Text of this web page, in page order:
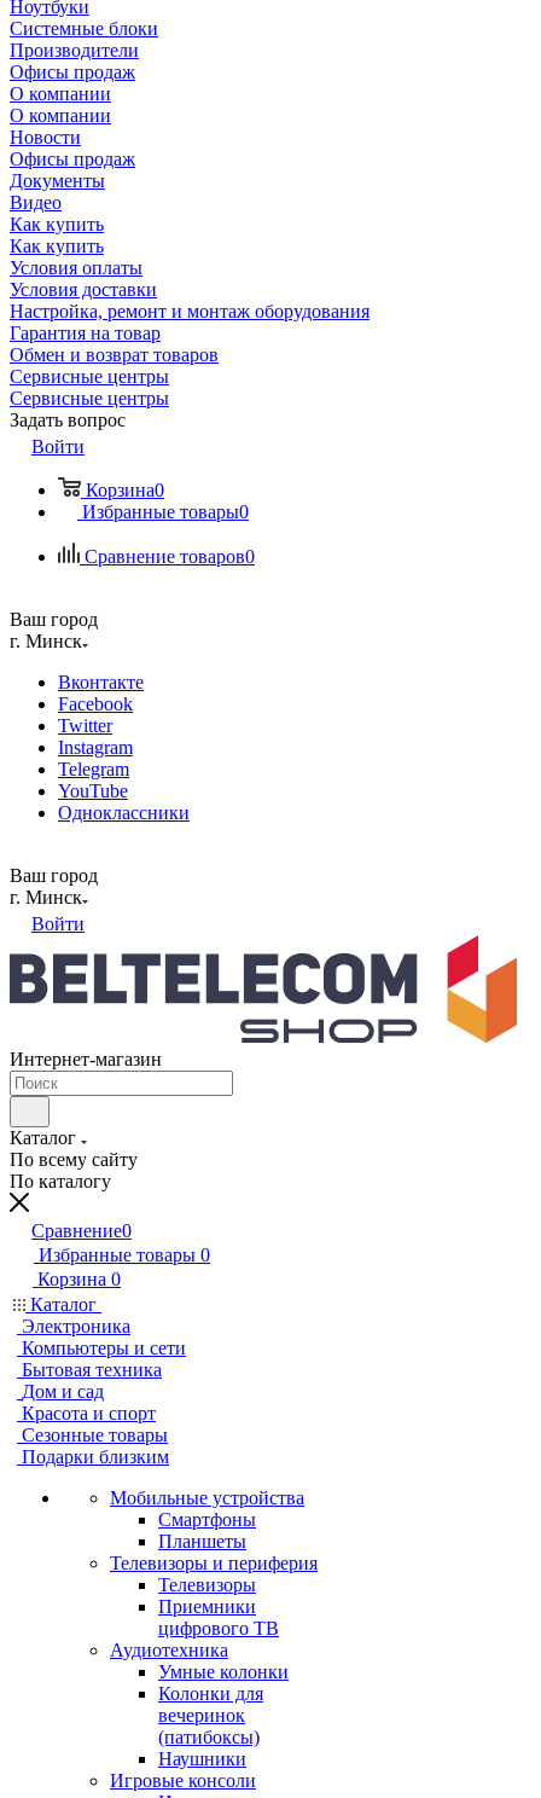
Ноутбуки
Системные блоки
Производители
Офисы продаж
О компании
О компании
Новости
Офисы продаж
Документы
Видео
Как купить
Как купить
Условия оплаты
Условия доставки
Настройка, ремонт и монтаж оборудования
Гарантия на товар
Обмен и возврат товаров
Сервисные центры
Сервисные центры
Задать вопрос
Войти
Корзина0
Избранные товары0
Сравнение товаров0
Ваш город
г. Минск
Вконтакте
Facebook
Twitter
Instagram
Telegram
YouTube
Одноклассники
Ваш город
г. Минск
Войти
Интернет-магазин
Каталог
По всему сайту
По каталогу
Сравнение0
Избранные товары 0
Корзина 0
Каталог
Электроника
Компьютеры и сети
Бытовая техника
Дом и сад
Красота и спорт
Сезонные товары
Подарки близким
Мобильные устройства
Смартфоны
Планшеты
Телевизоры и периферия
Телевизоры
Приемники
цифрового ТВ
Аудиотехника
Умные колонки
Колонки для
вечеринок
(патибоксы)
Наушники
Игровые консоли